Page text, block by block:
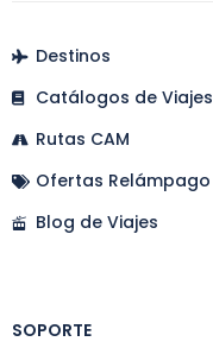
Destinos
Catálogos de Viajes
Rutas CAM
Ofertas Relámpago
Blog de Viajes
SOPORTE